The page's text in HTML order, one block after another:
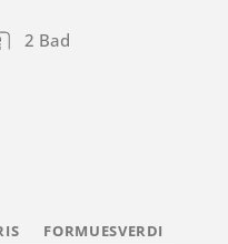
2 Bad
FORMUESVERDI